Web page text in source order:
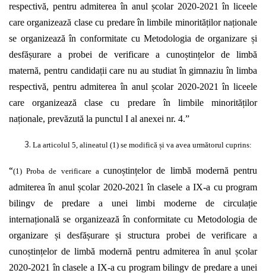
respectivă, pentru admitereaîn anulșcolar 2020-2021în liceele
careorganizează clase cu predareînlimbile minorităților naționale
se organizează în conformitate cu Metodologia de organizare și
desfășurare a probei de verificare a cunoștințelor de limbă
maternă, pentru candidațiicare nu au studiatîn gimnaziuînlimba
respectivă, pentru admitereaîn anulșcolar 2020-2021în liceele
careorganizeazăclase cu predareîn limbileminorităților
naționale, prevăzută la punctul I al anexei nr. 4.”
La articolul 5, alineatul (1) se modifică și va avea următorul cuprins:
“(1) Proba de verificare acunoștințelorde limbă modernăpentru
admitereaîn anulșcolar 2020-2021înclasele a IX-a cu program
bilingv de predare a unei limbi moderne de circulație
internaționalăse organizează înconformitate cu Metodologia de
organizare și desfășurare și structura probei de verificare a
cunoștințelor de limbă modernă pentru admitereaînanul școlar
2020-2021înclasele a IX-a cu program bilingv de predare a unei